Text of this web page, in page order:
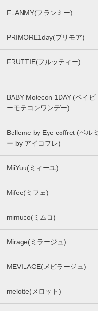
FLANMY(フランミー)
PRIMORE1day(プリモア)
FRUTTIE(フルッティー)
BABY Motecon 1DAY (ベイビ
ーモテコンワンデー)
Belleme by Eye coffret (ベルミ
ー by アイコフレ)
MiiYuu(ミィーユ)
Mifee(ミフェ)
mimuco(ミムコ)
Mirage(ミラージュ)
MEVILAGE(メビラージュ)
melotte(メロット)